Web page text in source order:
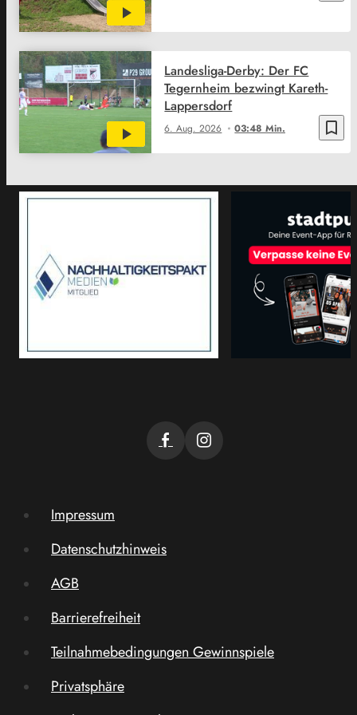
bookmark_border
6. Aug. 2026 03:48 Min.
Landesliga-Derby: Der FC
Tegernheim bezwingt Kareth-
Lappersdorf
Impressum
Datenschutzhinweis
AGB
Barrierefreiheit
Teilnahmebedingungen Gewinnspiele
Privatsphäre